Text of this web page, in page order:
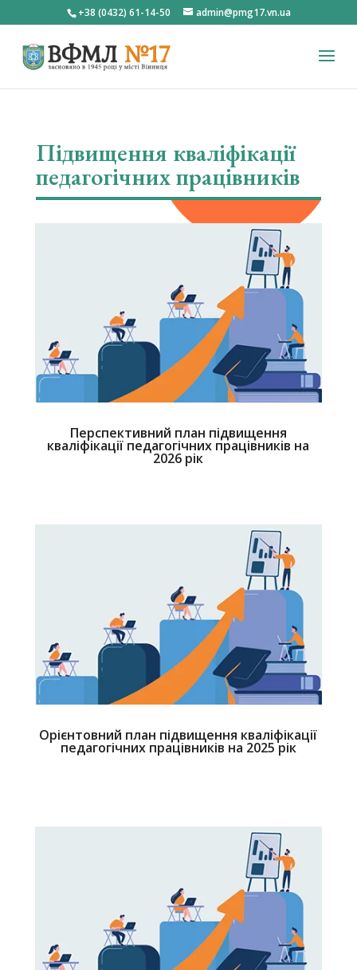
+38 (0432) 61-14-50 admin@pmg17.vn.ua
Підвищення кваліфікації
педагогічних працівників
Перспективний план підвищення
кваліфікації педагогічних працівників на
2026 рік
Орієнтовний план підвищення кваліфікації
педагогічних працівників на 2025 рік